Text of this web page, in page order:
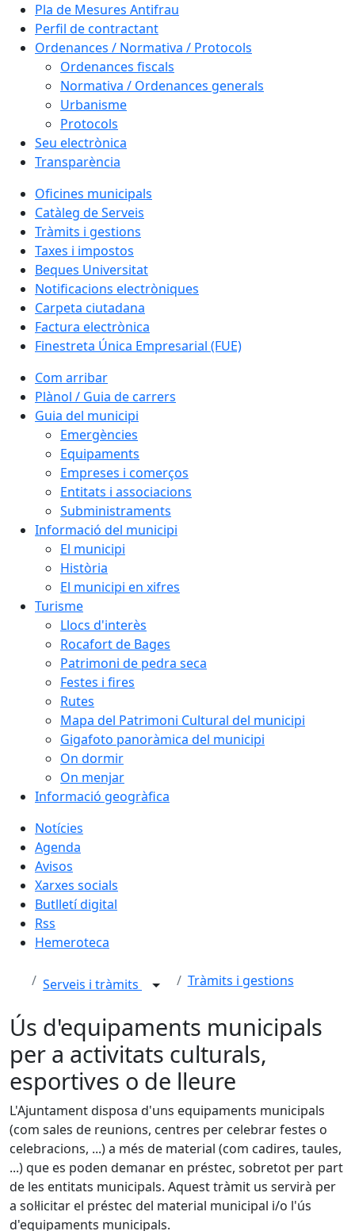
Pla de Mesures Antifrau
Perfil de contractant
Ordenances / Normativa / Protocols
Ordenances fiscals
Normativa / Ordenances generals
Urbanisme
Protocols
Seu electrònica
Transparència
Oficines municipals
Catàleg de Serveis
Tràmits i gestions
Taxes i impostos
Beques Universitat
Notificacions electròniques
Carpeta ciutadana
Factura electrònica
Finestreta Única Empresarial (FUE)
Com arribar
Plànol / Guia de carrers
Guia del municipi
Emergències
Equipaments
Empreses i comerços
Entitats i associacions
Subministraments
Informació del municipi
El municipi
Història
El municipi en xifres
Turisme
Llocs d'interès
Rocafort de Bages
Patrimoni de pedra seca
Festes i fires
Rutes
Mapa del Patrimoni Cultural del municipi
Gigafoto panoràmica del municipi
On dormir
On menjar
Informació geogràfica
Notícies
Agenda
Avisos
Xarxes socials
Butlletí digital
Rss
Hemeroteca
Serveis i tràmits Tràmits i gestions
Ús d'equipaments municipals
per a activitats culturals,
esportives o de lleure
L'Ajuntament disposa d'uns equipaments municipals
(com sales de reunions, centres per celebrar festes o
celebracions, ...) a més de material (com cadires, taules,
...) que es poden demanar en préstec, sobretot per part
de les entitats municipals. Aquest tràmit us servirà per
a sol·licitar el préstec del material municipal i/o l'ús
d'equipaments municipals.